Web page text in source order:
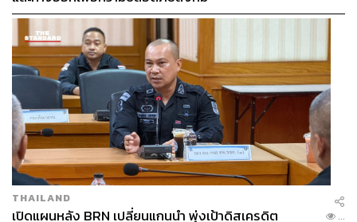
THAILAND
เปิดแผนหลัง BRN เปลี่ยนแกนนำ พุ่งเป้าดิสเครดิต
...